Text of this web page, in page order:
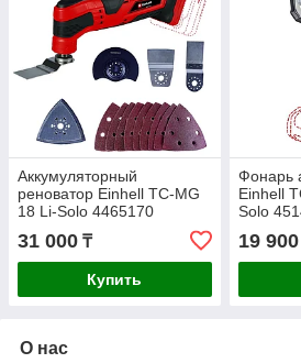
Аккумуляторный
реноватор Einhell TC-MG
18 Li-Solo 4465170
31 000 ₸
Купить
Фонарь
Einhell
Solo
19 900
О нас